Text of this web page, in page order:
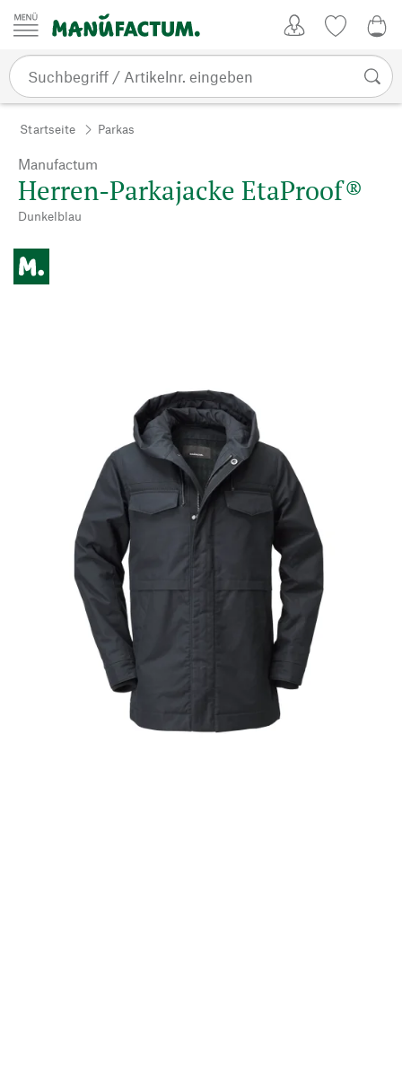
Zum Inhalt springen
Startseite Parkas
Manufactum
Herren-Parkajacke EtaProof®
Dunkelblau